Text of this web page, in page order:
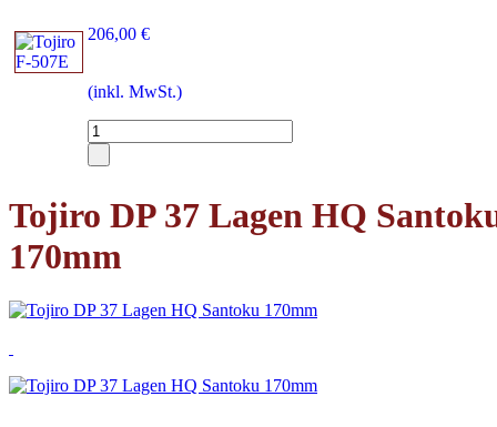
206,00 €
(inkl. MwSt.)
Tojiro DP 37 Lagen HQ
170mm